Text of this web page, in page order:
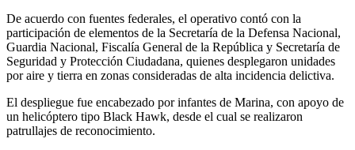
De acuerdo con fuentes federales, el operativo contó con la
participación de elementos de la Secretaría de la Defensa Nacional,
Guardia Nacional, Fiscalía General de la República y Secretaría de
Seguridad y Protección Ciudadana, quienes desplegaron unidades
por aire y tierra en zonas consideradas de alta incidencia delictiva.
El despliegue fue encabezado por infantes de Marina, con apoyo de
un helicóptero tipo Black Hawk, desde el cual se realizaron
patrullajes de reconocimiento.